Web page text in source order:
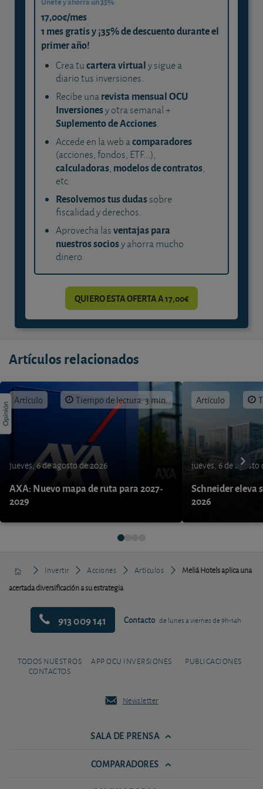
17,00€/mes
1 mes gratis y ¡35% de descuento durante el
primer año!
Crea tucartera virtualy sigue a
diario tus inversiones.
Recibe unarevista mensual OCU
Inversionesy otra semanal +
Suplemento de Acciones.
Accede en la web acomparadores
(acciones, fondos, ETF...),
calculadoras, modelos de contratos,
etc.
Resolvemos tus dudassobre
fiscalidad y derechos.
Aprovecha lasventajas para
nuestros sociosy ahorra mucho
dinero.
QUIERO ESTA OFERTA A 17,00€
Artículos relacionados
Artículo Tiempo de lectura: 3 min.
jueves, 6 de agosto de 2026
AXA: Nuevo mapa de ruta para 2027-
2029
Artículo
jueves, 6 de agosto
Schneider eleva
2026
Invertir Acciones Artículos
Meliá Hotels aplica una
acertada diversificación a su estrategia
913 009 141 Contacto de lunes a viernes de 9h-14h
TODOS NUESTROS
CONTACTOS
APP OCU INVERSIONES PUBLICACIONES
Newsletter
SALA DE PRENSA
COMPARADORES